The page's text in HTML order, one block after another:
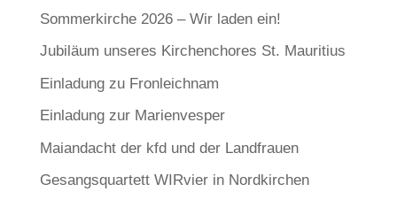
Sommerkirche 2026 – Wir laden ein!
Jubiläum unseres Kirchenchores St. Mauritius
Einladung zu Fronleichnam
Einladung zur Marienvesper
Maiandacht der kfd und der Landfrauen
Gesangsquartett WIRvier in Nordkirchen